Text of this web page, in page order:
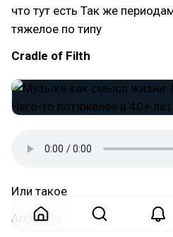
что тут есть Так же
тяжелое по типу
Cradle of Filth
Или такое
Archspire